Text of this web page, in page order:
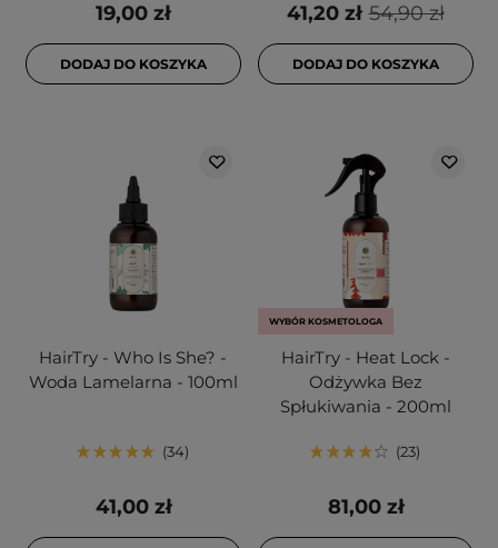
19,00 zł
DODAJ DO KOSZYKA
54,90 zł
41,20 zł
DODAJ DO KOSZYKA
HairTry - Who Is She? -
Woda Lamelarna - 100ml
34
41,00 zł
WYBÓR KOSMETOLOGA
HairTry - Heat Lock -
Odżywka Bez
Spłukiwania - 200ml
23
81,00 zł